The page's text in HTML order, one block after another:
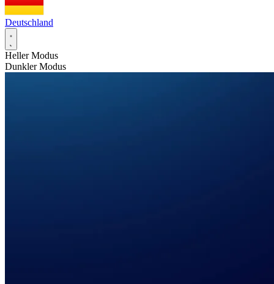
Deutschland
Heller Modus
Dunkler Modus